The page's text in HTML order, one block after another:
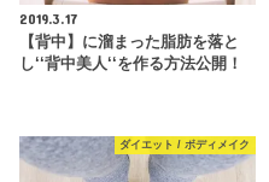
2019.3.17
【背中】に溜まった脂肪を落と
し‘‘背中美人‘‘を作る方法公開！
ダイエット / ボディメイク